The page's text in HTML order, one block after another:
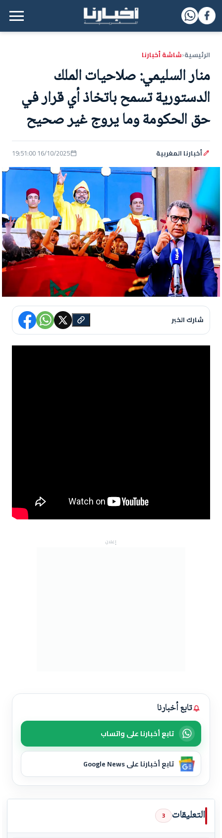
القائمة الرئيسية
الرئيسية‹شاشة أخبارنا
منار السليمي: صلاحيات الملك
الدستورية تسمح باتخاذ أي قرار في
حق الحكومة وما يروج غير صحيح
أخبارنا المغربية 16/10/2025 19:51:00
شارك الخبر
إعلان
تابع أخبارنا
تابع أخبارنا على واتساب
تابع أخبارنا على Google News
التعليقات 3